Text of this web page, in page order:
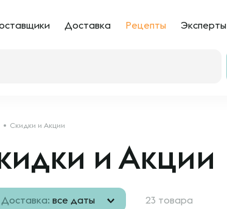
Доставка Рецепты
Скидки и Акции
и Акции
Доставка: все даты 23 товара